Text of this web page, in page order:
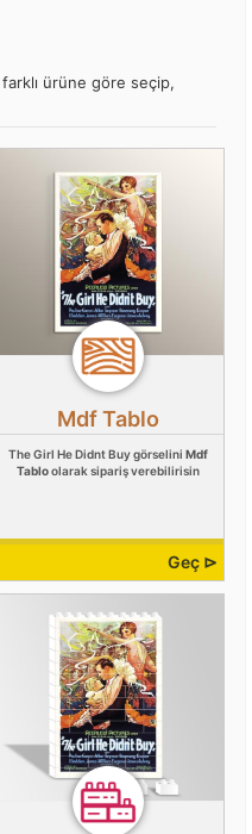
ürüne göre seçip,
Mdf Tablo
The Girl He Didnt Buy görselini Mdf
Tabloolarak sipariş verebilirisin
Geç ⊳